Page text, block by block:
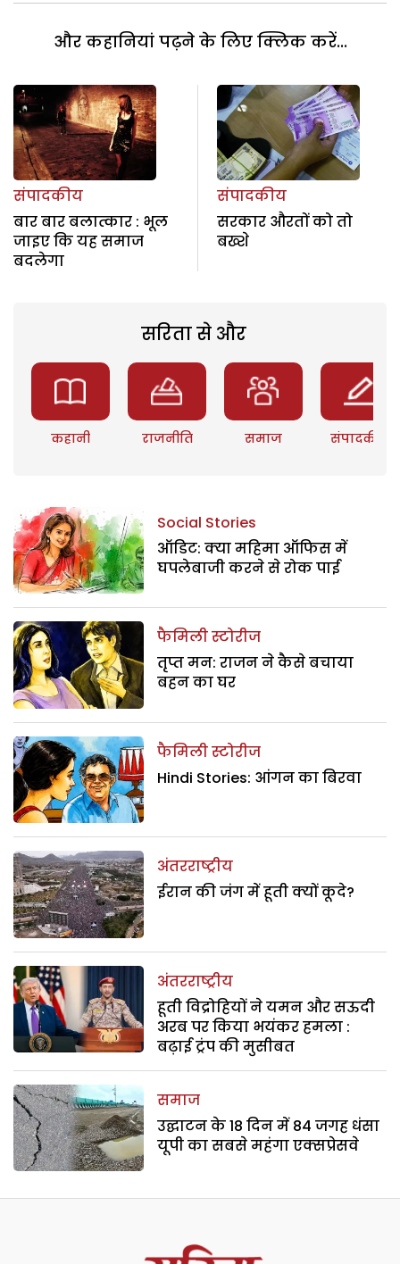
और कहानियां पढ़ने के लिए क्लिक करें...
संपादकीय
बार बार बलात्कार : भूल
जाइए कि यह समाज
बदलेगा
संपादकीय
सरकार औरतों को तो
बख्शे
सरिता से और
कहानी राजनीति समाज संपादकीय
Social Stories
ऑडिट: क्या महिमा ऑफिस में
घपलेबाजी करने से रोक पाई
फैमिली स्टोरीज
तृप्त मन: राजन ने कैसे बचाया
बहन का घर
फैमिली स्टोरीज
Hindi Stories: आंगन का बिरवा
अंतरराष्ट्रीय
ईरान की जंग में हूती क्यों कूदे?
अंतरराष्ट्रीय
हूती विद्रोहियों ने यमन और सऊदी
अरब पर किया भयंकर हमला :
बढ़ाई ट्रंप की मुसीबत
समाज
उद्घाटन के 18 दिन में 84 जगह धंसा
यूपी का सबसे महंगा एक्सप्रेसवे